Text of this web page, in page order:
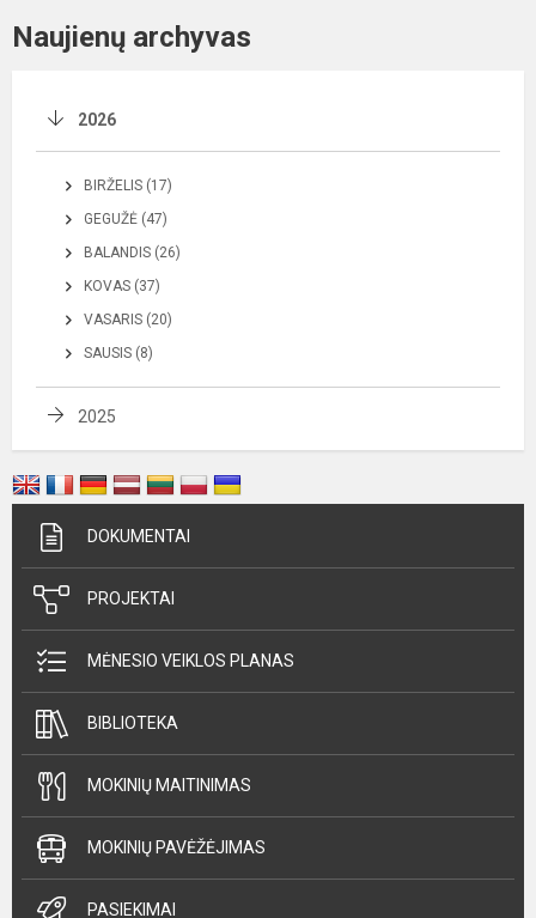
Naujienų archyvas
2026
BIRŽELIS (17)
GEGUŽĖ (47)
BALANDIS (26)
KOVAS (37)
VASARIS (20)
SAUSIS (8)
2025
DOKUMENTAI
PROJEKTAI
MĖNESIO VEIKLOS PLANAS
BIBLIOTEKA
MOKINIŲ MAITINIMAS
MOKINIŲ PAVĖŽĖJIMAS
PASIEKIMAI